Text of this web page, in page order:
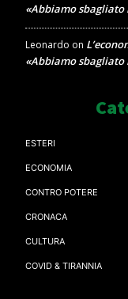
«Abbiamo sbagliato
Leonardo on
«Abbiamo sbagliato
ESTERI
ECONOMIA
CONTRO POTERE
CRONACA
CULTURA
COVID & TIRANNIA